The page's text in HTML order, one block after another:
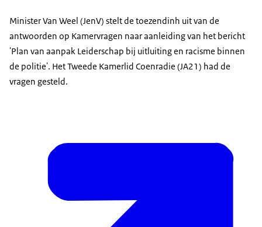
Minister Van Weel (JenV) stelt de toezendinh uit van de
antwoorden op Kamervragen naar aanleiding van het bericht
'Plan van aanpak Leiderschap bij uitluiting en racisme binnen
de politie'. Het Tweede Kamerlid Coenradie (JA21) had de
vragen gesteld.